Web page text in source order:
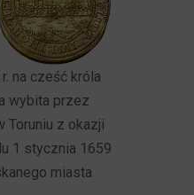
na cześć króla
wybita przez
Toruniu z okazji
1 stycznia 1659
miasta